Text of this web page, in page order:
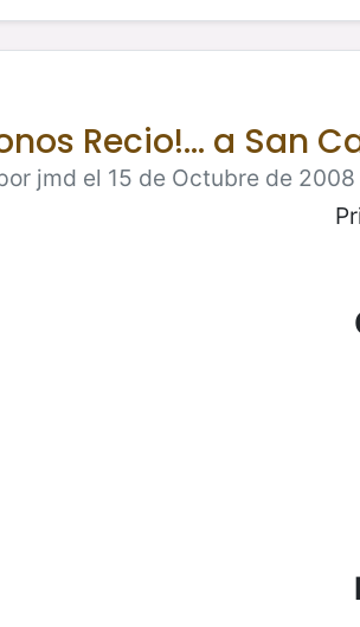
Recio!... a San
jmd el 15 de Octubre de 2008